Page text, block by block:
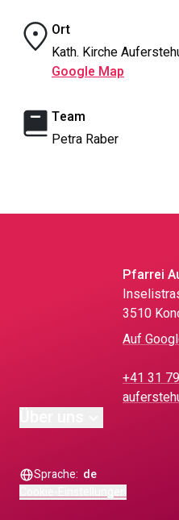
Ort
Kath. Kirche
Google Map
Team
Petra Raber
Pfarrei
3510
Auf
+41 31
Sprache: de